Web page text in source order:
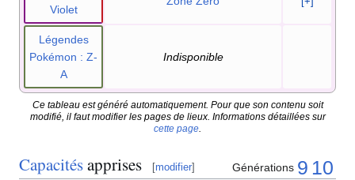
Violet
Légendes
Pokémon : Z-
A
Indisponible
Ce tableau est généré automatiquement. Pour que son contenu soit
modifié, il faut modifier les pages de lieux. Informations détaillées sur
cette page
Capacitésapprises [modifier] Générations 9 10